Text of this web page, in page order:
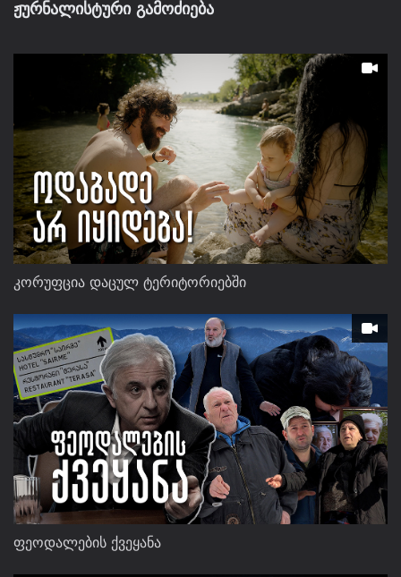
ჟურნალისტური გამოძიება
კორუფცია დაცულ ტერიტორიებში
ფეოდალების ქვეყანა